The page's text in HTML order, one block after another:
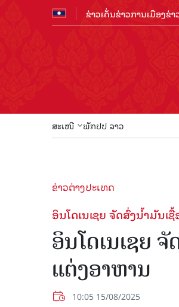
ຂ່າວເດັ່ນຂ່າວການເມືອງຂ່າ
ສະເໜີ ພັກປປ ລາວ
ຂ່າວຕ່າງປະເທດ
ອິນໂດເນເຊຍ ຈັດສົ່ງນໍ້າມັນ
ອິນໂດເນເຊຍ
ແຕ່ງອາຫານ
10:05 15/08/2025